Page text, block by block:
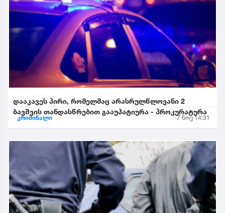
დააკავეს პირი, რომელმაც არასრულწლოვანი 2
ბავშვის თანდასწრებით გააუპატიურა - პროკურატურა
კრიმინალი 7 ნოე 14:31